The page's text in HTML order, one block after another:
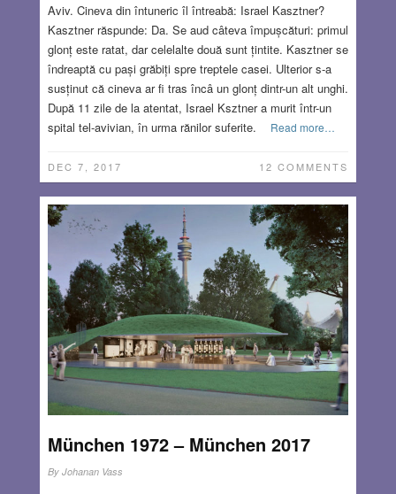
Aviv. Cineva din întuneric îl întreabă: Israel Kasztner?
Kasztner răspunde: Da. Se aud câteva împușcături: primul
glonț este ratat, dar celelalte două sunt țintite. Kasztner se
îndreaptă cu pași grăbiți spre treptele casei. Ulterior s-a
susținut că cineva ar fi tras încâ un glonț dintr-un alt unghi.
După 11 zile de la atentat, Israel Ksztner a murit într-un
spital tel-avivian, în urma rănilor suferite.
Read more…
DEC 7, 2017 12 COMMENTS
München 1972 – München 2017
By Johanan Vass